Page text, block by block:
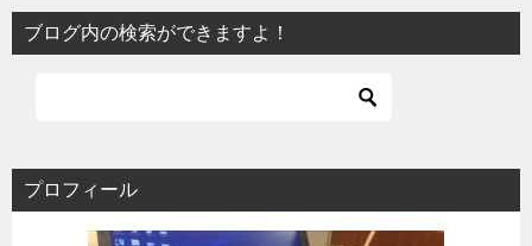
ブログ内の検索ができますよ！
プロフィール